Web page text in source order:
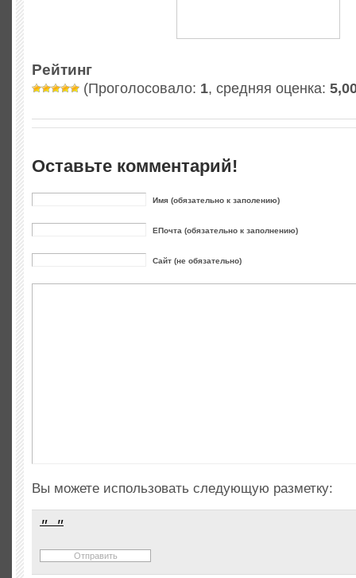
Рейтинг
(Проголосовало: 1, средняя оценка:
Оставьте комментарий!
Имя (обязательно к заполению)
ЕПочта (обязательно к заполнению)
Сайт (не обязательно)
Вы можете использовать следующую разметку: